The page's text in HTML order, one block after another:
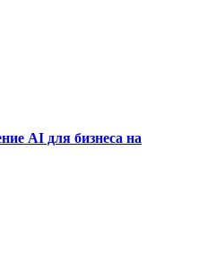
AI для бизнеса на